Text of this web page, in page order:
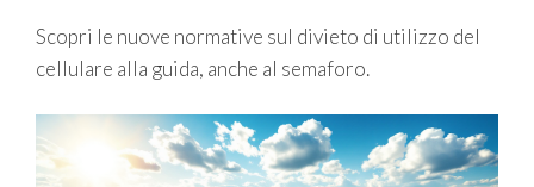
Scopri le nuove normative sul divieto di utilizzo del
cellulare alla guida, anche al semaforo.